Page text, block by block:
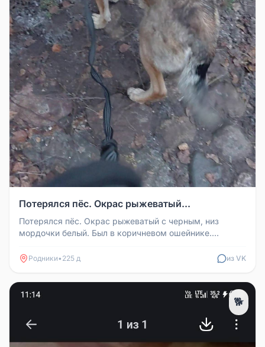
Потерялся пёс. Окрас рыжеватый...
Потерялся пёс. Окрас рыжеватый с черным, низ
мордочки белый. Был в коричневом ошейнике.
Родники• 225 д из VK
🐕